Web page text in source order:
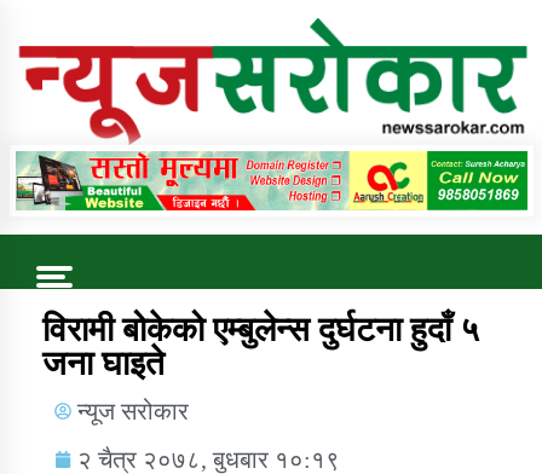
Online News Portal
Trending Now
कुषि बिकास कार्यालय जुम्ला सुचना सन्देश
विरामी बोकेको एम्बुलेन्स दुर्घटना हुदाँ ५
जना घाइते
न्यूज सरोकार
२ चैत्र २०७८, बुधबार १०:१९